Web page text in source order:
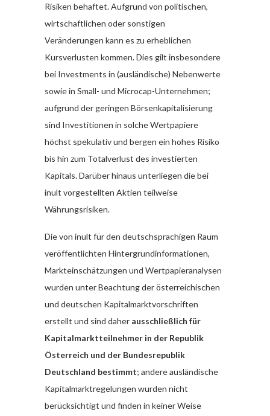
Risiken behaftet. Aufgrund von politischen,
wirtschaftlichen oder sonstigen
Veränderungen kann es zu erheblichen
Kursverlusten kommen. Dies gilt insbesondere
bei Investments in (ausländische) Nebenwerte
sowie in Small- und Microcap-Unternehmen;
aufgrund der geringen Börsenkapitalisierung
sind Investitionen in solche Wertpapiere
höchst spekulativ und bergen ein hohes Risiko
bis hin zum Totalverlust des investierten
Kapitals. Darüber hinaus unterliegen die bei
inult vorgestellten Aktien teilweise
Währungsrisiken.
Die von inult für den deutschsprachigen Raum
veröffentlichten Hintergrundinformationen,
Markteinschätzungen und Wertpapieranalysen
wurden unter Beachtung der österreichischen
und deutschen Kapitalmarktvorschriften
erstellt und sind daher ausschließlich für
Kapitalmarktteilnehmer in der Republik
Österreich und der Bundesrepublik
Deutschland bestimmt; andere ausländische
Kapitalmarktregelungen wurden nicht
berücksichtigt und finden in keiner Weise